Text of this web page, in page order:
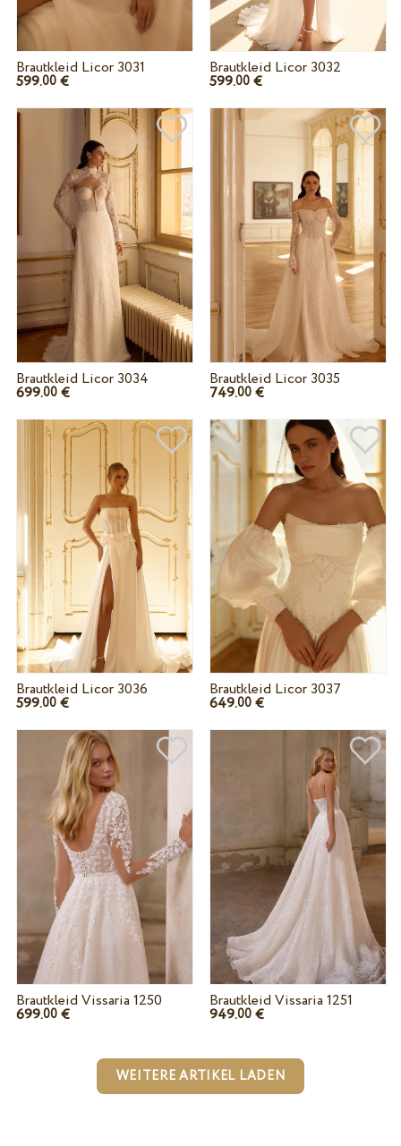
Brautkleid Licor 3031
599.00€
Brautkleid Licor 3032
599.00 €
Brautkleid Licor 3034
699.00€
Brautkleid Licor 3035
749.00 €
Brautkleid Licor 3036
599.00€
Brautkleid Licor 3037
649.00 €
Brautkleid Vissaria 1250
699.00€
Brautkleid Vissaria 1251
949.00 €
WEITERE ARTIKEL LADEN